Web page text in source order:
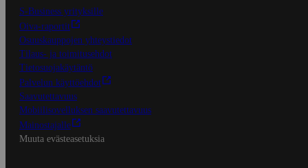
S-Business yrityksille
Oiva-raportit
Osuuskauppojen yhteystiedot
Tilaus- ja toimitusehdot
Tietosuojakäytäntö
Palvelun käyttöehdot
Saavutettavuus
Mobiilisovelluksen saavutettavuus
Mainostajalle
Muuta evästeasetuksia